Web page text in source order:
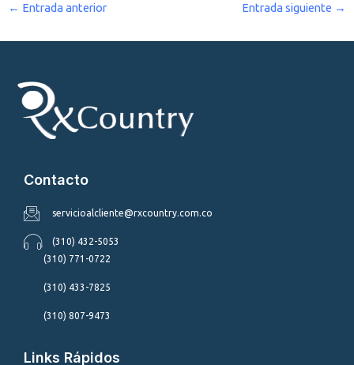
← Entrada anterior Entrada siguiente →
Contacto
servicioalcliente@rxcountry.com.co
(310) 432-5053
(310) 771-0722
(310) 433-7825
(310) 807-9473
Links Rápidos